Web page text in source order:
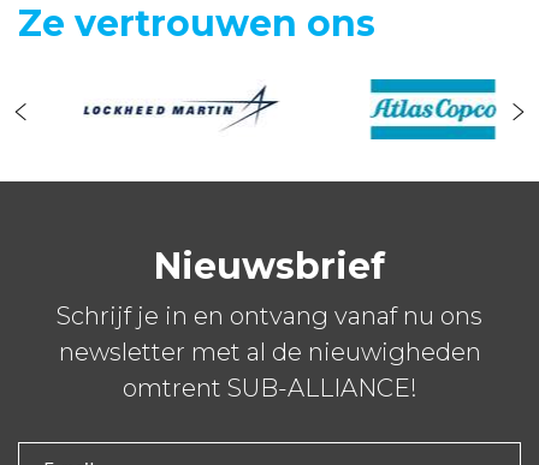
Ze vertrouwen ons
Nieuwsbrief
Schrijf je in en ontvang vanaf nu ons
newsletter met al de nieuwigheden
omtrent SUB-ALLIANCE!